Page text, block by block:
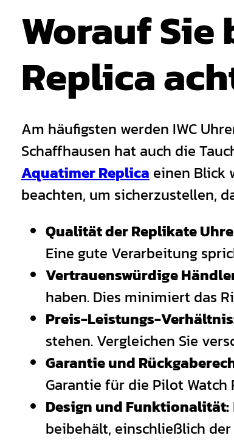
Worauf Sie
Replica
Am häufigsten werden IWC
Schaffhausen hat auch die
Aquatimer Replica einen Blick
beachten, um sicherzustellen,
Qualität der Replikate
Eine gute Verarbeitung
Vertrauenswürdige
haben. Dies minimiert das
Preis-Leistungs-
stehen. Vergleichen Sie
Garantie und
Garantie für die Pilot
Design und Funktionalität:
beibehält, einschließlich